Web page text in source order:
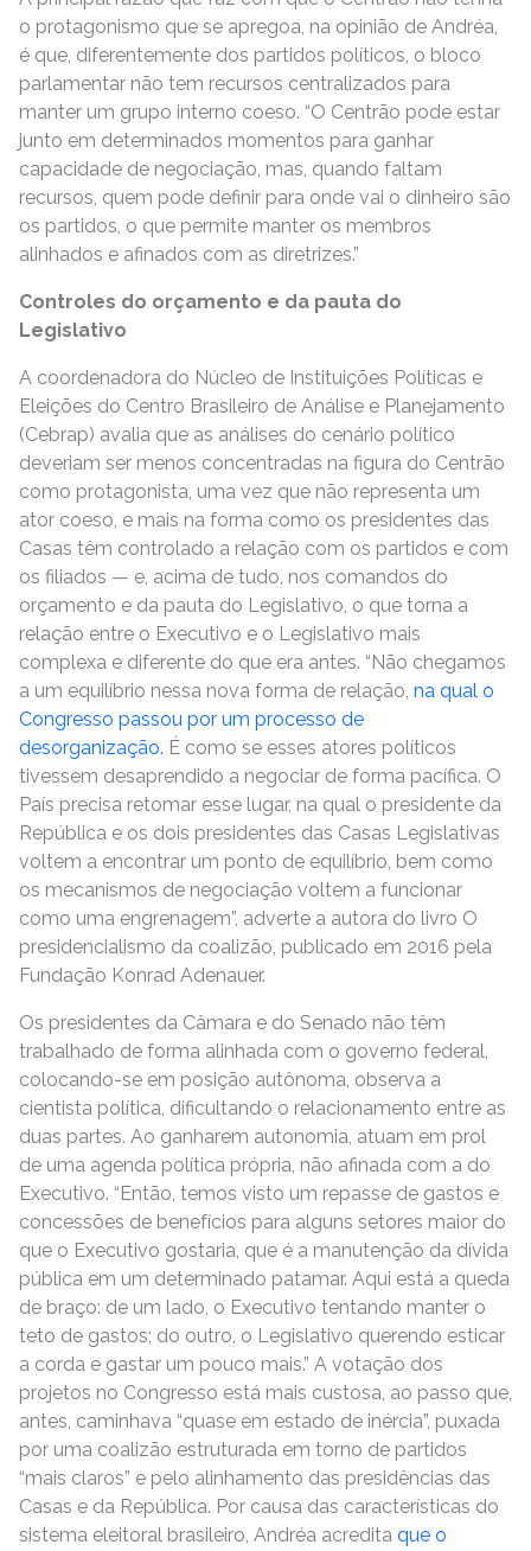
o protagonismo que se apregoa, na opinião de Andréa,
é que, diferentemente dos partidos políticos, o bloco
parlamentar não tem recursos centralizados para
manter um grupo interno coeso. “O Centrão pode estar
junto em determinados momentos para ganhar
capacidade de negociação, mas, quando faltam
recursos, quem pode definir para onde vai o dinheiro são
os partidos, o que permite manter os membros
alinhados e afinados com as diretrizes.”
Controles do orçamento e da pauta do
Legislativo
A coordenadora do Núcleo de Instituições Políticas e
Eleições do Centro Brasileiro de Análise e Planejamento
(Cebrap) avalia que as análises do cenário político
deveriam ser menos concentradas na figura do Centrão
como protagonista, uma vez que não representa um
ator coeso, e mais na forma como os presidentes das
Casas têm controlado a relação com os partidos e com
os filiados — e, acima de tudo, nos comandos do
orçamento e da pauta do Legislativo, o que torna a
relação entre o Executivo e o Legislativo mais
complexa e diferente do que era antes. “Não chegamos
a um equilíbrio nessa nova forma de relação, na qual o
Congresso passou por um processo de
desorganização. É como se esses atores políticos
tivessem desaprendido a negociar de forma pacífica. O
País precisa retomar esse lugar, na qual o presidente da
República e os dois presidentes das Casas Legislativas
voltem a encontrar um ponto de equilíbrio, bem como
os mecanismos de negociação voltem a funcionar
como uma engrenagem”, adverte a autora do livro O
presidencialismo da coalizão, publicado em 2016 pela
Fundação Konrad Adenauer.
Os presidentes da Câmara e do Senado não têm
trabalhado de forma alinhada com o governo federal,
colocando-se em posição autônoma, observa a
cientista política, dificultando o relacionamento entre as
duas partes. Ao ganharem autonomia, atuam em prol
de uma agenda política própria, não afinada com a do
Executivo. “Então, temos visto um repasse de gastos e
concessões de benefícios para alguns setores maior do
que o Executivo gostaria, que é a manutenção da dívida
pública em um determinado patamar. Aqui está a queda
de braço: de um lado, o Executivo tentando manter o
teto de gastos; do outro, o Legislativo querendo esticar
a corda e gastar um pouco mais.” A votação dos
projetos no Congresso está mais custosa, ao passo que,
antes, caminhava “quase em estado de inércia”, puxada
por uma coalizão estruturada em torno de partidos
“mais claros” e pelo alinhamento das presidências das
Casas e da República. Por causa das características do
sistema eleitoral brasileiro, Andréa acredita que o